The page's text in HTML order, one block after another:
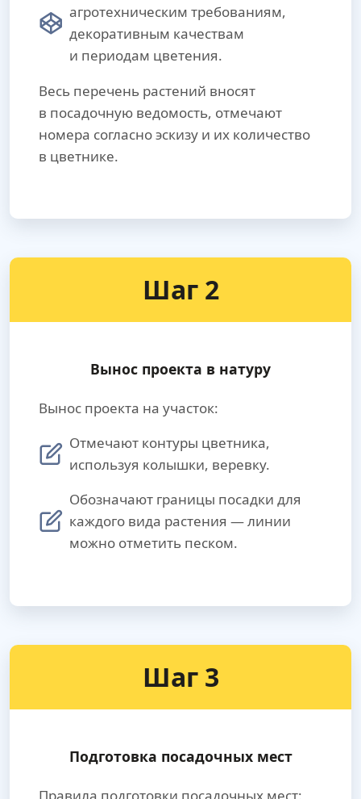
агротехническим требованиям,
декоративным качествам
и периодам цветения.
Весь перечень растений вносят
в посадочную ведомость, отмечают
номера согласно эскизу и их количество
в цветнике.
Шаг 2
Вынос проекта в натуру
Вынос проекта на участок:
Отмечают контуры цветника,
используя колышки, веревку.
Обозначают границы посадки для
каждого вида растения — линии
можно отметить песком.
Шаг 3
Подготовка посадочных мест